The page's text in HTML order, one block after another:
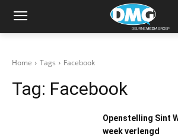
Home Tags Facebook
Tag: Facebook
Openstelling Sint
week verlengd